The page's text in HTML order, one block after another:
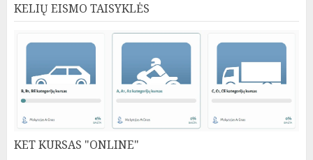
KELIŲ EISMO TAISYKLĖS
KET KURSAS "ONLINE"